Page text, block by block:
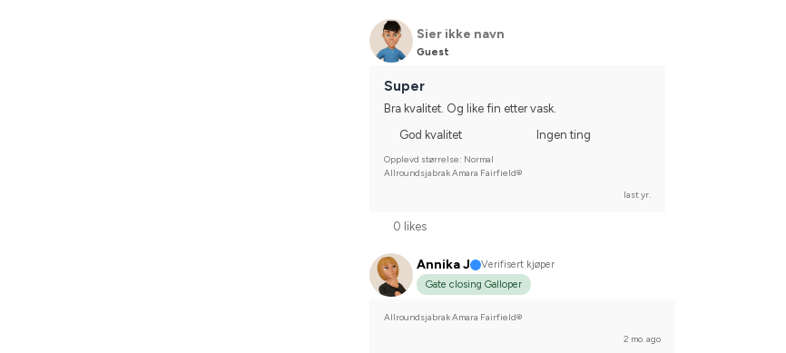
Sier ikke navn
Guest
Super
Bra kvalitet. Og like fin etter vask.
God kvalitet
Ingen ting
Opplevd størrelse: Normal
Allroundsjabrak Amara Fairfield®
last yr.
0 likes
Annika J
Verifisert kjøper
Gate closing Galloper
Allroundsjabrak Amara Fairfield®
2 mo. ago